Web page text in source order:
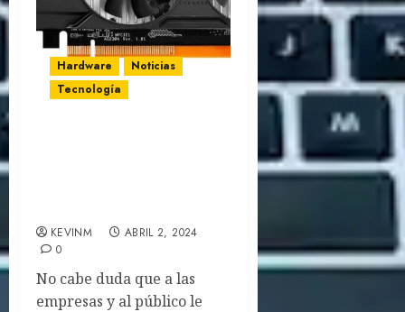
Hardware
Noticias
Tecnología
KEVINM
ABRIL 2, 2024
0
No cabe duda que a las
empresas y al público le